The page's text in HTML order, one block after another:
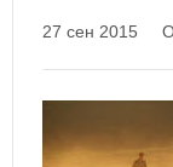
27 сен 2015